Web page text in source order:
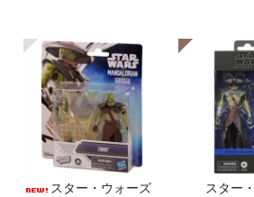
スター・ウォーズ
スター